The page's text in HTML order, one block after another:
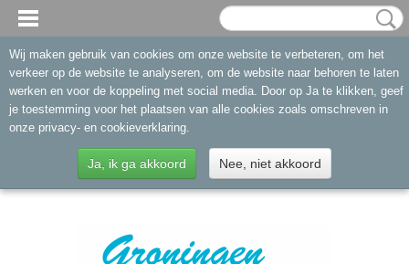
Wij maken gebruik van cookies om onze website te verbeteren, om het
verkeer op de website te analyseren, om de website naar behoren te laten
werken en voor de koppeling met social media. Door op Ja te klikken, geef
je toestemming voor het plaatsen van alle cookies zoals omschreven in
onze privacy- en cookieverklaring.
Ja, ik ga akkoord Nee, niet akkoord